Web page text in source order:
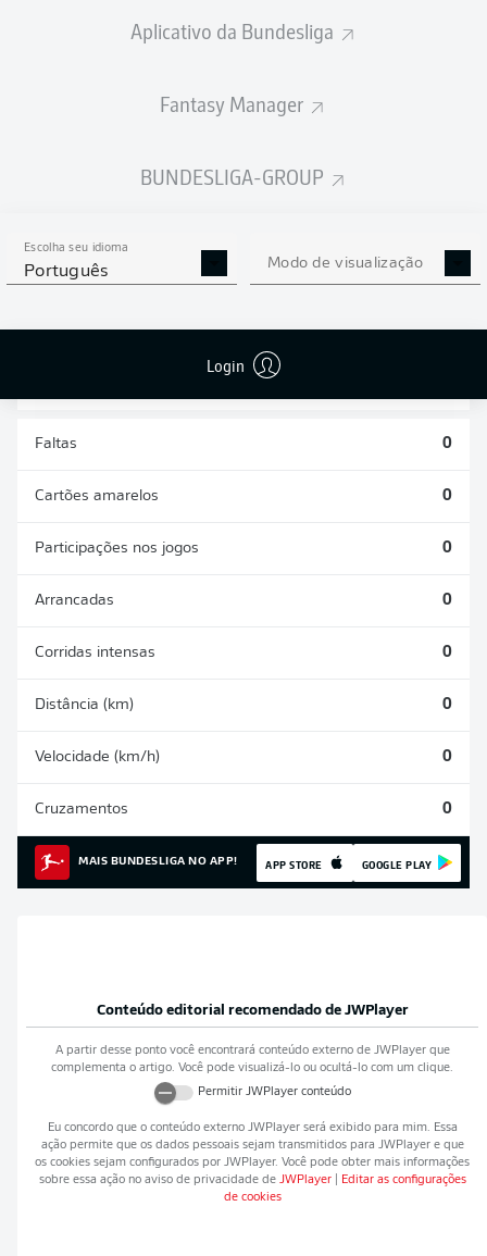
Aplicativo da Bundesliga
Fantasy Manager
BUNDESLIGA-GROUP
Escolha seu idioma
Português Modo de visualização
Login
ESTATÍSTICAS DA
TEMPORADA 2024/2025
Faltas 0
Cartões amarelos 0
Participações nos jogos 0
Arrancadas 0
Corridas intensas 0
Distância (km) 0
Velocidade (km/h) 0
Cruzamentos 0
MAIS BUNDESLIGA NO APP! APP STORE GOOGLE PLAY
Conteúdo editorial recomendado de JWPlayer
A partir desse ponto você encontrará conteúdo externo de JWPlayerque
complementa o artigo. Você pode visualizá-lo ou ocultá-lo com um clique.
Permitir JWPlayerconteúdo
Eu concordo que o conteúdo externo JWPlayerserá exibido para mim. Essa
ação permite que os dados pessoais sejam transmitidos para JWPlayere que
os cookies sejam configurados por JWPlayer. Você pode obter mais informações
sobre essa ação no aviso de privacidade de JWPlayer
Editar as configurações
de cookies